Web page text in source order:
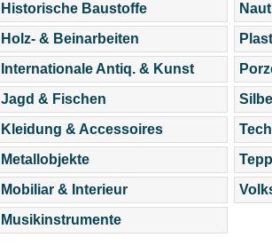
Historische Baustoffe
Holz- & Beinarbeiten
Internationale Antiq. & Kunst
Jagd & Fischen
Kleidung & Accessoires
Metallobjekte
Mobiliar & Interieur
Musikinstrumente